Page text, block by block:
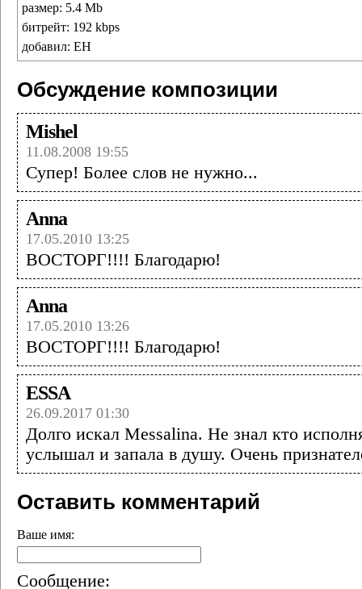
размер: 5.4 Mb
битрейт: 192 kbps
добавил: ЕН
Обсуждение композиции
Mishel
11.08.2008 19:55
Супер! Более слов не нужно...
Anna
17.05.2010 13:25
ВОСТОРГ!!!! Благодарю!
Anna
17.05.2010 13:26
ВОСТОРГ!!!! Благодарю!
ESSA
26.09.2017 01:30
Долго искал Messalina. Не знал кто
услышал и запала в душу. Очень
Оставить комментарий
Ваше имя:
Сообщение: